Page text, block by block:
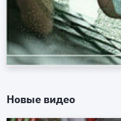
Новые видео